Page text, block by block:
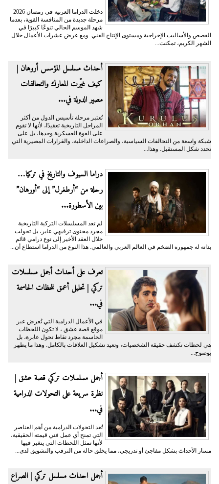
دخلت الدراما العربية في رمضان 2026
مرحلة جديدة من المنافسة القوية، بعدما
شهد الموسم الحالي تنوعًا كبيرًا في
القصص والأساليب الإخراجية ومستوى الإنتاج الفني. ومع عرض عشرات الأعمال خلال
الشهر الكريم، تمكنت...
أحداث مسلسل المؤسس أروهان |
كيف غيّرت المعارك والتحالفات
مصير الدولة في...
تُعتبر مرحلة تأسيس الدول من أكثر
المراحل التاريخية تعقيدًا، لأنها لا تقوم
على القوة العسكرية وحدها، بل على
شبكة واسعة من التحالفات السياسية، والصراعات الداخلية، والقرارات المصيرية التي
تحدد شكل المستقبل. وهذا...
دراما السيوف والتاريخ في تركيا…
رحلة من “أرطغرل” إلى “أورهان”
بين الأسطورة...
لم تعد المسلسلات التركية التاريخية
مجرد محتوى ترفيهي عابر، بل تحولت
خلال العقد الأخير إلى نوع درامي قائم
بذاته له جمهوره الضخم في العالم العربي والعالمي. هذا النوع من الدراما استطاع أن...
تعرف على أحداث أجمل مسلسلات
تركي | تحليل أعمق للحظات الحاسمة
في...
في الأعمال الدرامية التي تُعرض عبر
موقع قصة عشق ، لا تكون اللحظات
الحاسمة مجرد نقاط تحول عابرة، بل
هي لحظات تكشف حقيقة الشخصيات، وتعيد تشكيل العلاقات بالكامل. وهذا ما يظهر
بوضوح...
أجمل مسلسلات تركي قصة عشق |
نظرة سريعة على التحولات الدرامية
في...
تُعد التحولات الدرامية من أهم العناصر
التي تمنح أي عمل فني قيمته الحقيقية،
لأنها تمثل اللحظات التي يتغير فيها
مسار الأحداث بشكل مفاجئ أو تدريجي، مما يخلق حالة من الترقب والتشويق لدى...
أجمل احداث مسلسل تركي | الصراع